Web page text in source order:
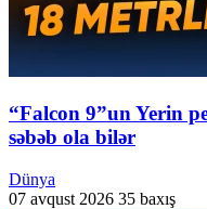
“Falcon 9”un Yerin
səbəb ola bilər
Dünya
07 avqust 2026 35 baxış